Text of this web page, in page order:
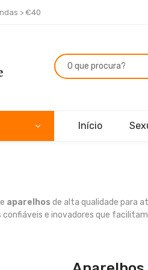
> €40
Início
aparelhos de alta qualidade para
confiáveis e inovadores que